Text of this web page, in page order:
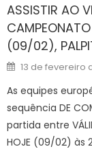
ASSISTIR AO
(09/02),
Posted
on
13 de fevereiro
As equipes
sequência DE
partida entre
HOJE (09/02) às